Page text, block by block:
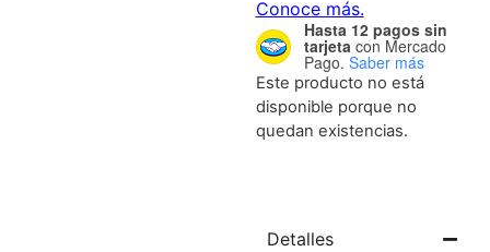
Hasta 12 pagos sin
tarjetacon Mercado
Pago. Saber más
Este producto no está
disponible porque no
quedan existencias.
Detalles